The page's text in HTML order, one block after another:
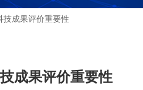
技成果评价重要性
成果评价重要性